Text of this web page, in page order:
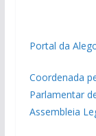
Portal da
Coordenada
Parlamentar
Assembleia